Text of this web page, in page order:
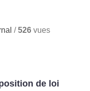
/526 vues
de loi